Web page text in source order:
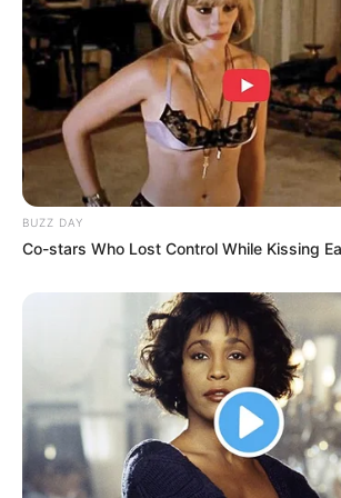
(foto: pinterest)
Baca juga:Maksimalkan Waktu Saat
Dibuat Saat Pandemi
BUZZ DAY
Co-stars Who Lost Control While Kissing